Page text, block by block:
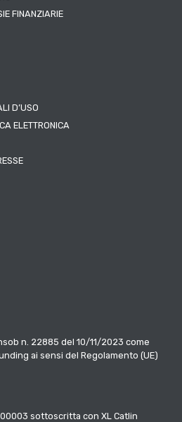
FINANZIARIE
D’USO
ELETTRONICA
n. 22885 del 10/11/2023 come
ai sensi del Regolamento (UE)
sottoscritta con XL Catlin